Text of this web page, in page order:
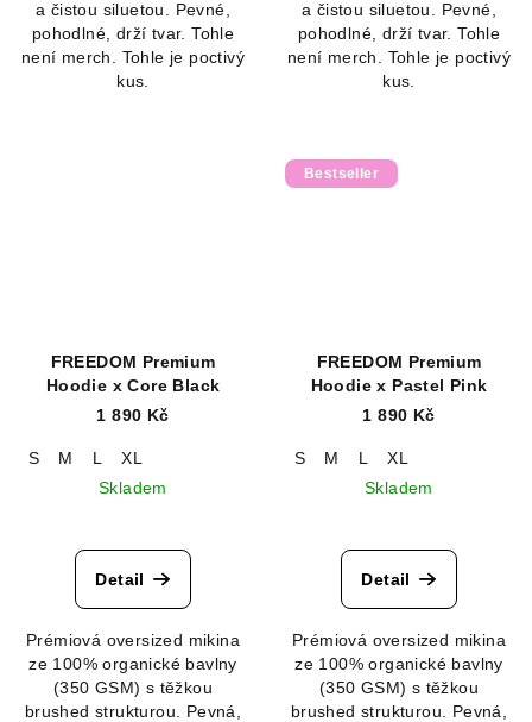
a čistou siluetou. Pevné,
pohodlné, drží tvar. Tohle
není merch. Tohle je poctivý
kus.
a čistou siluetou. Pevné,
pohodlné, drží tvar. Tohle
není merch. Tohle je poctivý
kus.
FREEDOM Premium
Hoodie x Core Black
1 890 Kč
S M L
XL
Skladem
hodnocení
produktu
z
5
hvězdiček.
Detail
Prémiová oversized mikina
ze 100% organické bavlny
(350 GSM) s těžkou
brushed strukturou. Pevná,
Bestseller
FREEDOM Premium
Hoodie x Pastel Pink
1 890 Kč
S M L
XL
Skladem
hodnocení
produktu
z
5
hvězdiček.
Detail
Prémiová oversized mikina
ze 100% organické bavlny
(350 GSM) s těžkou
brushed strukturou. Pevná,